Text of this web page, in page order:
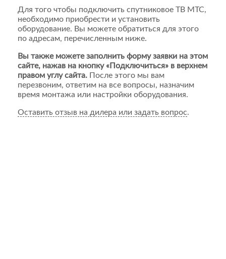
Для того чтобы подключить спутниковое ТВ МТС,
необходимо приобрести и установить
оборудование. Вы можете обратиться для этого
по адресам, перечисленным ниже.
Вы также можете заполнить форму заявки на этом
сайте, нажав на кнопку «Подключиться» в верхнем
правом углу сайта. После этого мы вам
перезвоним, ответим на все вопросы, назначим
время монтажа или настройки оборудования.
Оставить отзыв на дилера или задать вопрос.